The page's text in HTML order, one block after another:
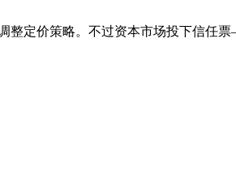
定价策略。不过资本市场投下信任